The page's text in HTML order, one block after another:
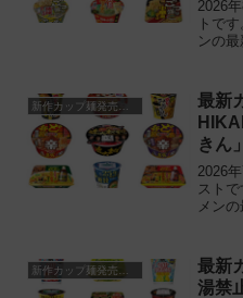
新作
2026
トで
ンの
の新
新商
最新
きん
2026
スト
メン
開の
の新
い。
最新
湯禁